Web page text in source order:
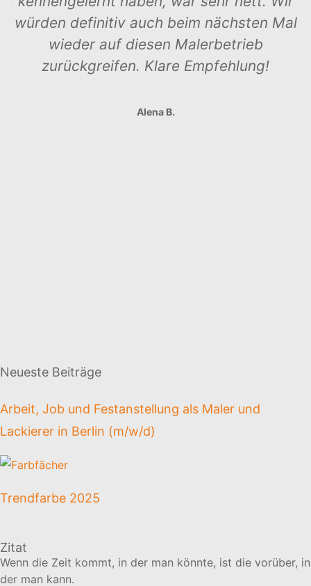
würden definitiv auch beim nächsten Mal
wieder auf diesen Malerbetrieb
zurückgreifen. Klare Empfehlung!
Alena B.
Neueste Beiträge
Arbeit, Job und Festanstellung als Maler und
Lackierer in Berlin (m/w/d)
Trendfarbe 2025
Zitat
Wenn die Zeit kommt, in der man könnte, ist die vorüber, in
der man kann.